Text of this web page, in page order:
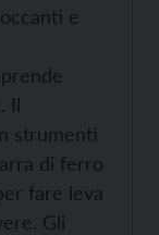
e
Il
strumenti
di ferro
fare leva
Gli